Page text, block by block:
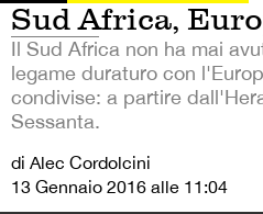
Sud Africa,
Il Sud Africa non ha mai
legame duraturo con
condivise: a partire
Sessanta.
di Alec Cordolcini
13 Gennaio 2016 alle 11:04